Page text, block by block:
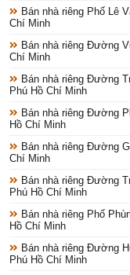
Bán nhà riêng Phố Lê
Chí Minh
Bán nhà riêng Đường
Chí Minh
Bán nhà riêng Đường
Phú Hồ Chí Minh
Bán nhà riêng Đường
Hồ Chí Minh
Bán nhà riêng Đường
Chí Minh
Bán nhà riêng Đường
Phú Hồ Chí Minh
Bán nhà riêng Phố
Hồ Chí Minh
Bán nhà riêng Đường
Phú Hồ Chí Minh